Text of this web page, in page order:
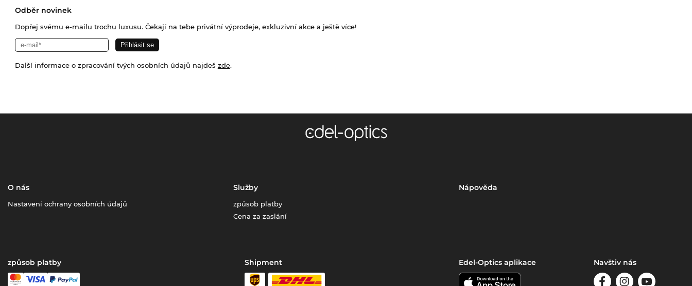
Odběr novinek
Dopřej svému e-mailu trochu luxusu. Čekají na tebe privátní výprodeje, exkluzivní akce a ještě více!
Další informace o zpracování tvých osobních údajů najdeš zde.
O nás
Nastavení ochrany osobních údajů
Služby
způsob platby
Cena za zaslání
Nápověda
způsob platby Shipment Edel-Optics aplikace Navštiv nás